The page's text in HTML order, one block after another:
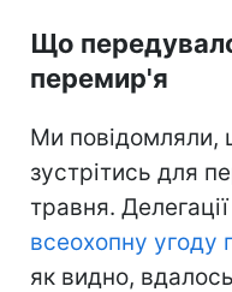
Що
перемир'я
Ми повідомляли,
зустрітись для
травня.
всеохопну угоду
як видно,